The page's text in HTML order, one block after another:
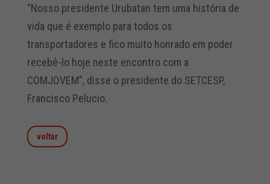
“Nosso presidente Urubatan tem uma história de
vida que é exemplo para todos os
transportadores e fico muito honrado em poder
recebê-lo hoje neste encontro com a
COMJOVEM”, disse o presidente do SETCESP,
Francisco Pelucio.
voltar